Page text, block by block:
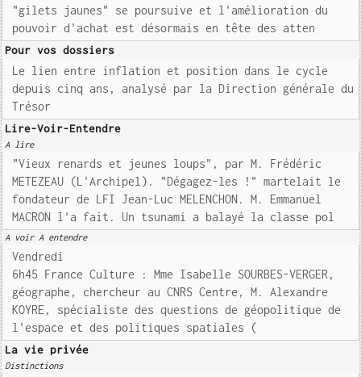
"gilets jaunes" se poursuive et l'amélioration du
pouvoir d'achat est désormais en tête des atten
Pour vos dossiers
Le lien entre inflation et position dans le cycle
depuis cinq ans, analysé par la Direction générale du
Trésor
Lire-Voir-Entendre
A lire
"Vieux renards et jeunes loups", par M. Frédéric
METEZEAU (L'Archipel). "Dégagez-les !" martelait le
fondateur de LFI Jean-Luc MELENCHON. M. Emmanuel
MACRON l'a fait. Un tsunami a balayé la classe pol
A voir A entendre
Vendredi
6h45 France Culture : Mme Isabelle SOURBES-VERGER,
géographe, chercheur au CNRS Centre, M. Alexandre
KOYRE, spécialiste des questions de géopolitique de
l'espace et des politiques spatiales (
La vie privée
Distinctions